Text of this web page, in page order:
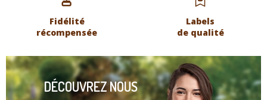
Fidélité
récompensée
Labels
de qualité
DÉCOUVREZ NOUS